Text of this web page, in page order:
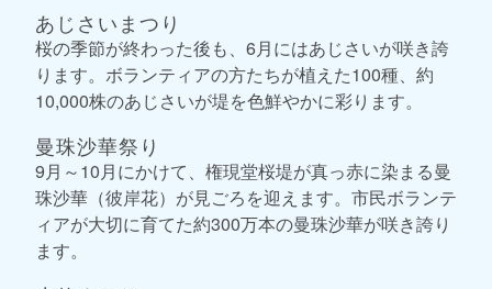
あじさいまつり
桜の季節が終わった後も、6月にはあじさいが咲き誇
ります。ボランティアの方たちが植えた100種、約
10,000株のあじさいが堤を色鮮やかに彩ります。
曼珠沙華祭り
9月～10月にかけて、権現堂桜堤が真っ赤に染まる曼
珠沙華（彼岸花）が見ごろを迎えます。市民ボランテ
ィアが大切に育てた約300万本の曼珠沙華が咲き誇り
ます。